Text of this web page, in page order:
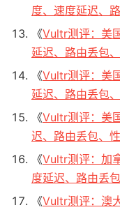
度、速度延迟、
《Vultr测评：美
延迟、路由丢包
《Vultr测评：美
延迟、路由丢包
《Vultr测评：美
迟、路由丢包、
《Vultr测评：加
度延迟、路由丢
《Vultr测评：澳